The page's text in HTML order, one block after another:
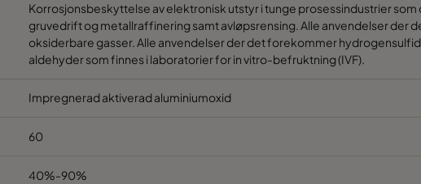
Korrosjonsbeskyttelse av elektronisk utstyr i tunge prosessindustrier
gruvedrift og metallraffinering samt avløpsrensing. Alle anvendelser der
oksiderbare gasser. Alle anvendelser der det forekommer
aldehyder som finnes i laboratorier for in vitro-befruktning (IVF).
Impregnerad aktiverad aluminiumoxid
60
40%-90%